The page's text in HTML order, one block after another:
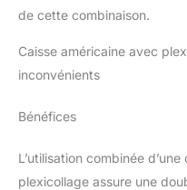
de cette combinaison.
Caisse américaine avec
inconvénients
Bénéfices
L’utilisation combinée
plexicollage assure une